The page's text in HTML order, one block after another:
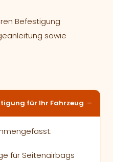
Befestigung
sowie
für Ihr Fahrzeug
für Seitenairbags